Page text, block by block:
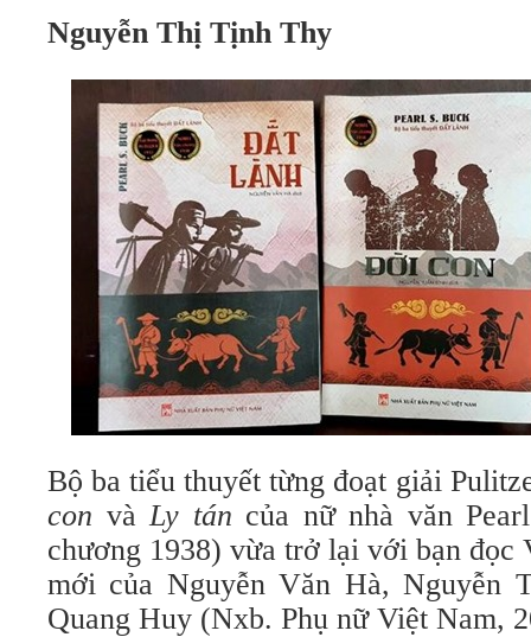
Nguyễn Thị Tịnh Thy
Bộ ba tiểu thuyết từng đoạt giải
con vàLy tán của nữ nhà văn
chương 1938) vừa trở lại với bạn đọc
mới của Nguyễn Văn Hà, Nguyễn
Quang Huy (Nxb. Phụ nữ Việt Nam,